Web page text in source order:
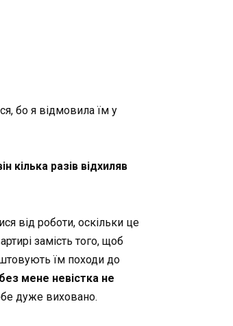
бо я відмовила їм у
кілька разів відхиляв
від роботи, оскільки це
замість того, щоб
їм походи до
мене невістка не
дуже виховано.